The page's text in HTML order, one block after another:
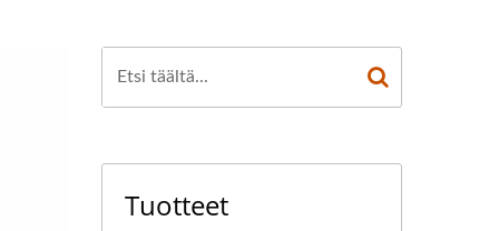
TOFU-
TOFU-
Tuotteet